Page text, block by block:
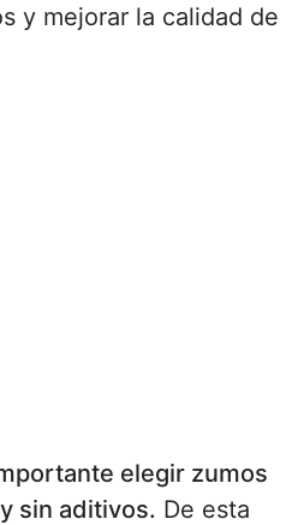
y mejorar la calidad de
elegir zumos
sin aditivos. De esta